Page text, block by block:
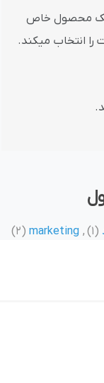
یک محصول خاص
را انتخاب میکند.
(1)
,
marketing
(2)